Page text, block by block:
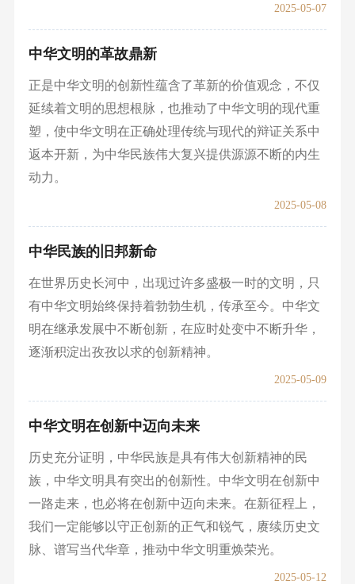
2025-05-07
中华文明的革故鼎新
正是中华文明的创新性蕴含了革新的价值观念，不仅
延续着文明的思想根脉，也推动了中华文明的现代重
塑，使中华文明在正确处理传统与现代的辩证关系中
返本开新，为中华民族伟大复兴提供源源不断的内生
动力。
2025-05-08
中华民族的旧邦新命
在世界历史长河中，出现过许多盛极一时的文明，只
有中华文明始终保持着勃勃生机，传承至今。中华文
明在继承发展中不断创新，在应时处变中不断升华，
逐渐积淀出孜孜以求的创新精神。
2025-05-09
中华文明在创新中迈向未来
历史充分证明，中华民族是具有伟大创新精神的民
族，中华文明具有突出的创新性。中华文明在创新中
一路走来，也必将在创新中迈向未来。在新征程上，
我们一定能够以守正创新的正气和锐气，赓续历史文
脉、谱写当代华章，推动中华文明重焕荣光。
2025-05-12